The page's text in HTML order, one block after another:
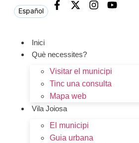
Español
Inici
Què necessites?
Visitar el municipi
Tinc una consulta
Mapa web
Vila Joiosa
El municipi
Guia urbana